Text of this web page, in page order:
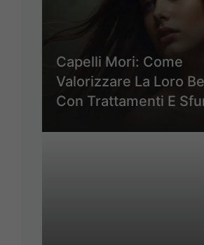
Capelli Mori: Come
Valorizzare La Loro
Con Trattamenti E